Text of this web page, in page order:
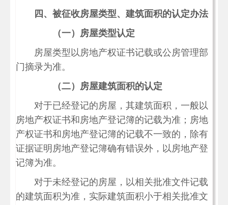
四、被征收房屋类型、建筑面积的认定办法
（一）房屋类型认定
房屋类型以房地产权证书记载或公房管理部
门摘录为准。
（二）房屋建筑面积的认定
对于已经登记的房屋，其建筑面积，一般以
房地产权证书和房地产登记簿的记载为准；房地
产权证书和房地产登记簿的记载不一致的，除有
证据证明房地产登记簿确有错误外，以房地产登
记簿为准。
对于未经登记的房屋，以相关批准文件记载
的建筑面积为准，实际建筑面积小于相关批准文